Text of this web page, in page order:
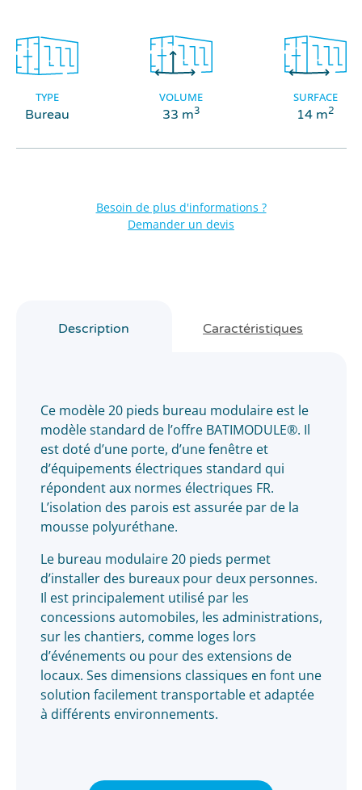
TYPE
Bureau
VOLUME
33 m3
SURFACE
14 m2
Besoin de plus d'informations ?
Demander un devis
Description Caractéristiques
Ce modèle 20 pieds bureau modulaire est le
modèle standard de l’offre BATIMODULE®. Il
est doté d’une porte, d’une fenêtre et
d’équipements électriques standard qui
répondent aux normes électriques FR.
L’isolation des parois est assurée par de la
mousse polyuréthane.
Le bureau modulaire 20 pieds permet
d’installer des bureaux pour deux personnes.
Il est principalement utilisé par les
concessions automobiles, les administrations,
sur les chantiers, comme loges lors
d’événements ou pour des extensions de
locaux. Ses dimensions classiques en font une
solution facilement transportable et adaptée
à différents environnements.